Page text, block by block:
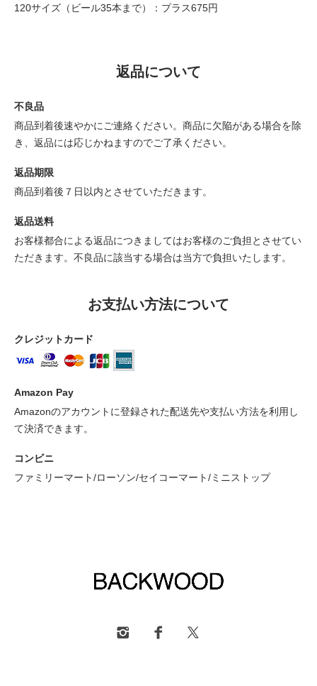
120サイズ（ビール35本まで）：プラス675円
返品について
不良品
商品到着後速やかにご連絡ください。商品に欠陥がある場合を除
き、返品には応じかねますのでご了承ください。
返品期限
商品到着後７日以内とさせていただきます。
返品送料
お客様都合による返品につきましてはお客様のご負担とさせてい
ただきます。不良品に該当する場合は当方で負担いたします。
お支払い方法について
クレジットカード
Amazon Pay
Amazonのアカウントに登録された配送先や支払い方法を利用し
て決済できます。
コンビニ
ファミリーマート/ローソン/セイコーマート/ミニストップ